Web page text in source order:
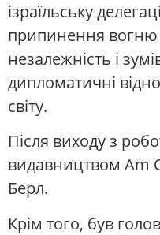
ізраїльську
припинення вогню
незалежність і
дипломатичні
світу.
Після виходу з
видавництвом Am
Берл.
Крім того, був